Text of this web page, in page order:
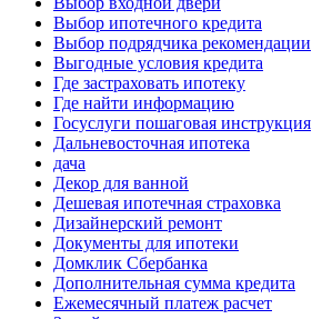
Выбор ипотечного кредита
Выбор подрядчика рекомендации
Выгодные условия кредита
Где застраховать ипотеку
Где найти информацию
Госуслуги пошаговая инструкция
Дальневосточная ипотека
дача
Декор для ванной
Дешевая ипотечная страховка
Дизайнерский ремонт
Документы для ипотеки
Домклик Сбербанка
Дополнительная сумма кредита
Ежемесячный платеж расчет